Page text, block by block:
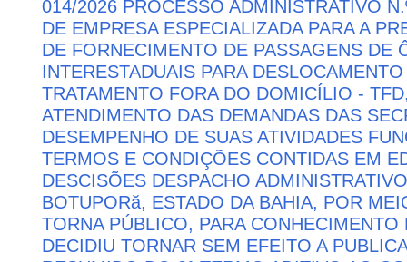
014/2026 PROCESSO ADMINISTRATIVO
DE EMPRESA ESPECIALIZADA PARA A
DE FORNECIMENTO DE PASSAGENS DE
INTERESTADUAIS PARA
TRATAMENTO FORA DO DOMICÍLIO -
ATENDIMENTO DAS DEMANDAS DAS
DESEMPENHO DE SUAS ATIVIDADES
TERMOS E CONDIÇÕES CONTIDAS EM
DESCISÕES DESPACHO
BOTUPORă, ESTADO DA BAHIA, POR
TORNA PÚBLICO, PARA
DECIDIU TORNAR SEM EFEITO A